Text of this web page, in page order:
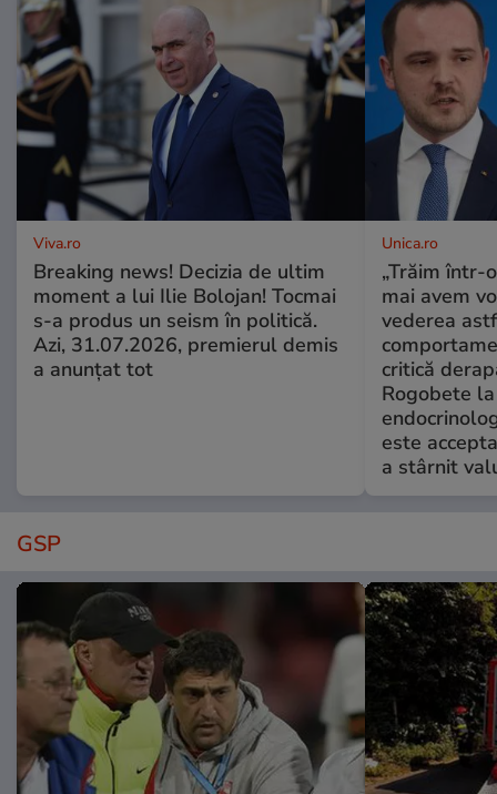
Viva.ro
Breaking news! Decizia de ultim
moment a lui Ilie Bolojan! Tocmai
s-a produs un seism în politică.
Azi, 31.07.2026, premierul demis
a anunțat tot
Unica.ro
„Trăim într-
mai avem
vederea
critică
Rogobete
este
a stârnit
GSP